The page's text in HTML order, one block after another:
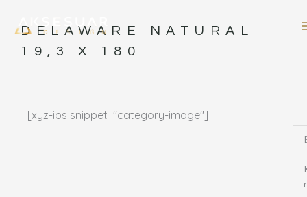
atlaDELAWARE NATURAL
19,3 X 180
[xyz-ips snippet="category-image"]